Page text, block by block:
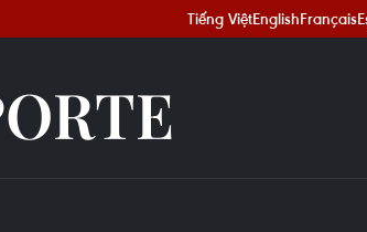
Tiếng ViệtEnglishFrançais